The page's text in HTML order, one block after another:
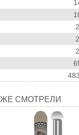
СМОТРЕЛИ